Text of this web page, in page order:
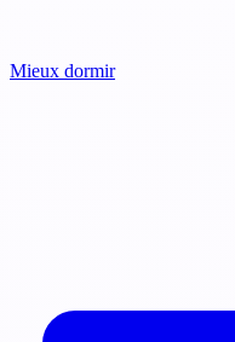
Mieux dormir